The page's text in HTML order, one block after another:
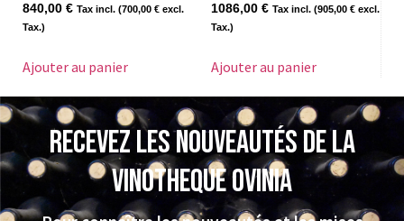
840,00 € Tax incl. (700,00 € excl.
Tax.)
Ajouter au panier
1086,00 € Tax incl. (905,00 € excl.
Tax.)
Ajouter au panier
Recevez les nouveautés de la
VINOTHEQUE Ovinia